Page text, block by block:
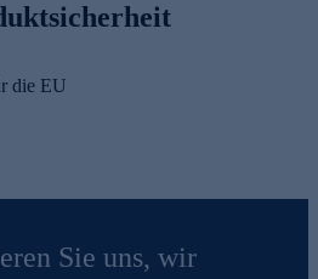
die EU
Sie uns, wir